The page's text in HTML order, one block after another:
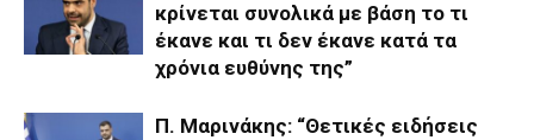
κρίνεται συνολικά με βάση το τι
έκανε και τι δεν έκανε κατά τα
χρόνια ευθύνης της”
Π. Μαρινάκης: “Θετικές ειδήσεις